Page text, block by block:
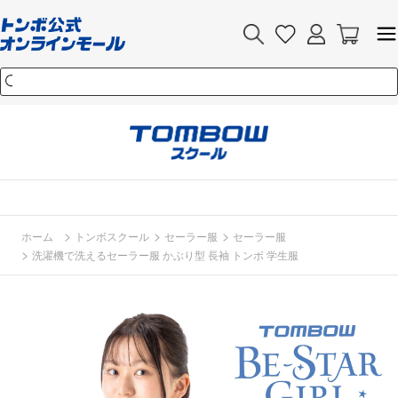
ホーム > トンボスクール > セーラー服 > セーラー服
> 洗濯機で洗えるセーラー服 かぶり型 長袖 トンボ 学生服